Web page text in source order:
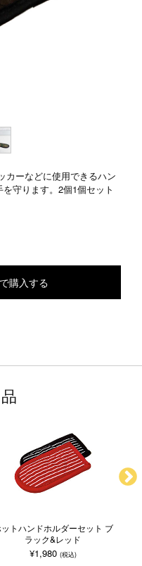
カーなどに使用できるハン
守ります。2個1個セット
購入する
ットハンドホルダーセット ブ
ラック&レッド
¥1,980 (税込)